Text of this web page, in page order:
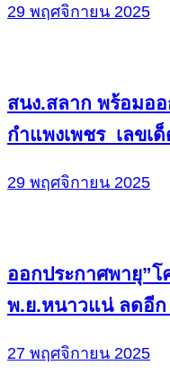
29 พฤศจิกายน 2025
สนง.สลาก พร้อมอ
กำแพงเพชร เลขเ
29 พฤศจิกายน 2025
ออกประกาศพายุ”โ
พ.ย.หนาวแน่ ลดอีก
27 พฤศจิกายน 2025